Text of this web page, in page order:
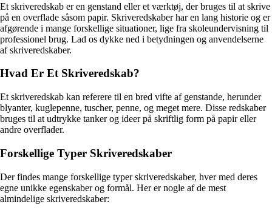
Et skriveredskab er en genstand eller et værktøj, der bruges til at skrive
på en overflade såsom papir. Skriveredskaber har en lang historie og er
afgørende i mange forskellige situationer, lige fra skoleundervisning til
professionel brug. Lad os dykke ned i betydningen og anvendelserne
af skriveredskaber.
Hvad Er Et Skriveredskab?
Et skriveredskab kan referere til en bred vifte af genstande, herunder
blyanter, kuglepenne, tuscher, penne, og meget mere. Disse redskaber
bruges til at udtrykke tanker og ideer på skriftlig form på papir eller
andre overflader.
Forskellige Typer Skriveredskaber
Der findes mange forskellige typer skriveredskaber, hver med deres
egne unikke egenskaber og formål. Her er nogle af de mest
almindelige skriveredskaber: